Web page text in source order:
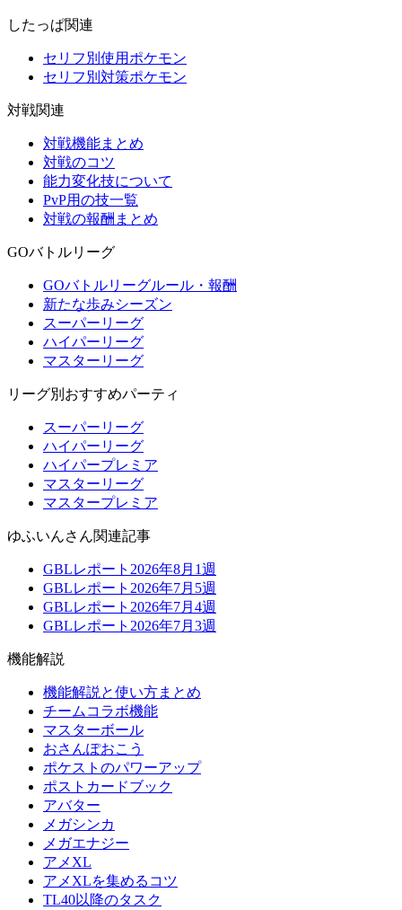
したっぱ関連
セリフ別使用ポケモン
セリフ別対策ポケモン
対戦関連
対戦機能まとめ
対戦のコツ
能力変化技について
PvP用の技一覧
対戦の報酬まとめ
GOバトルリーグ
GOバトルリーグルール・報酬
新たな歩みシーズン
スーパーリーグ
ハイパーリーグ
マスターリーグ
リーグ別おすすめパーティ
スーパーリーグ
ハイパーリーグ
ハイパープレミア
マスターリーグ
マスタープレミア
ゆふいんさん関連記事
GBLレポート2026年8月1週
GBLレポート2026年7月5週
GBLレポート2026年7月4週
GBLレポート2026年7月3週
機能解説
機能解説と使い方まとめ
チームコラボ機能
マスターボール
おさんぽおこう
ポケストのパワーアップ
ポストカードブック
アバター
メガシンカ
メガエナジー
アメXL
アメXLを集めるコツ
TL40以降のタスク